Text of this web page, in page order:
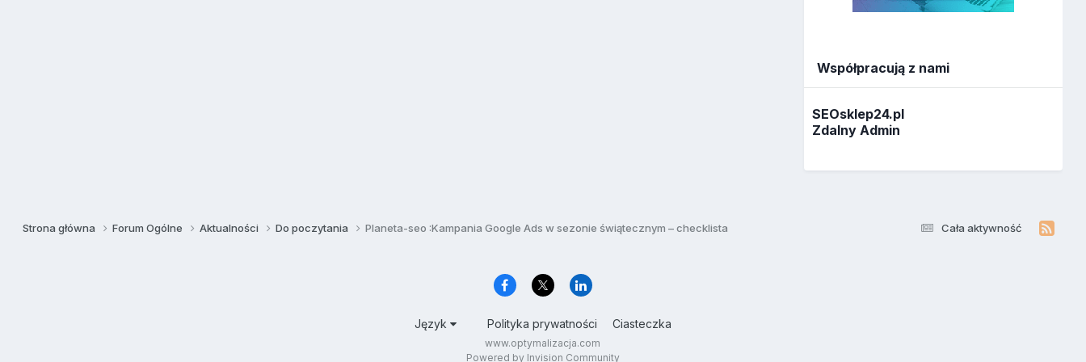
Współpracują z nami
SEOsklep24.pl
Zdalny Admin
Cała aktywność
Strona główna Forum Ogólne Aktualności Do poczytania Planeta-seo :Kampania Google Ads w sezonie świątecznym – checklista
Język Polityka prywatności Ciasteczka
www.optymalizacja.com
Powered by Invision Community